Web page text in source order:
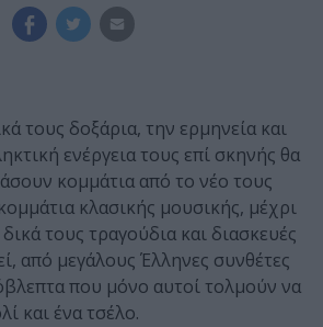
τους δοξάρια, την ερμηνεία και
ενέργεια τους επί σκηνής θα
κομμάτια από το νέο τους
κλασικής μουσικής, μέχρι
τους τραγούδια και διασκευές
από μεγάλους Έλληνες συνθέτες
που μόνο αυτοί τολμούν να
και ένα τσέλο.